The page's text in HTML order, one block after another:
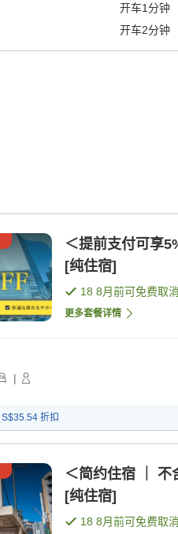
开车1分钟
开车2分钟
＜提前支付可享
[纯住宿]
18 8月前可免费取消
更多套餐详情
|
S$35.54 折扣
＜简约住宿 ｜ 不
[纯住宿]
18 8月前可免费取消